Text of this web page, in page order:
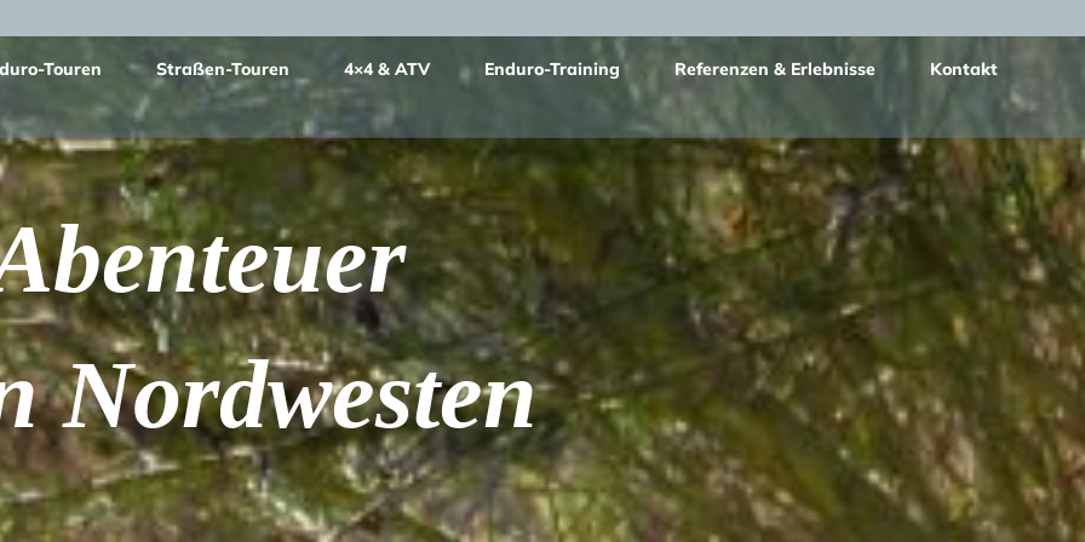
Touren Straßen-Touren 4×4 & ATV Enduro-Training Referenzen & Erlebnisse Kontakt
Nordwesten